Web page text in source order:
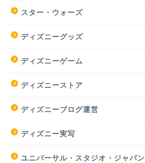
スター・ウォーズ
ディズニーグッズ
ディズニーゲーム
ディズニーストア
ディズニーブログ運営
ディズニー実写
ユニバーサル・スタジオ・ジャパン